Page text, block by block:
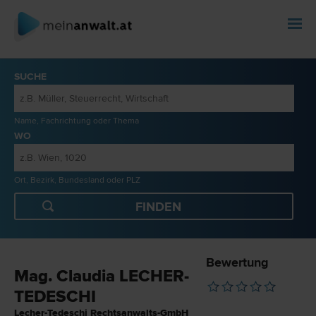
SUCHE
Name, Fachrichtung oder Thema
WO
Ort, Bezirk, Bundesland oder PLZ
Mag. Claudia LECHER-
TEDESCHI
Lecher-Tedeschi Rechtsanwalts-GmbH
Bewertung